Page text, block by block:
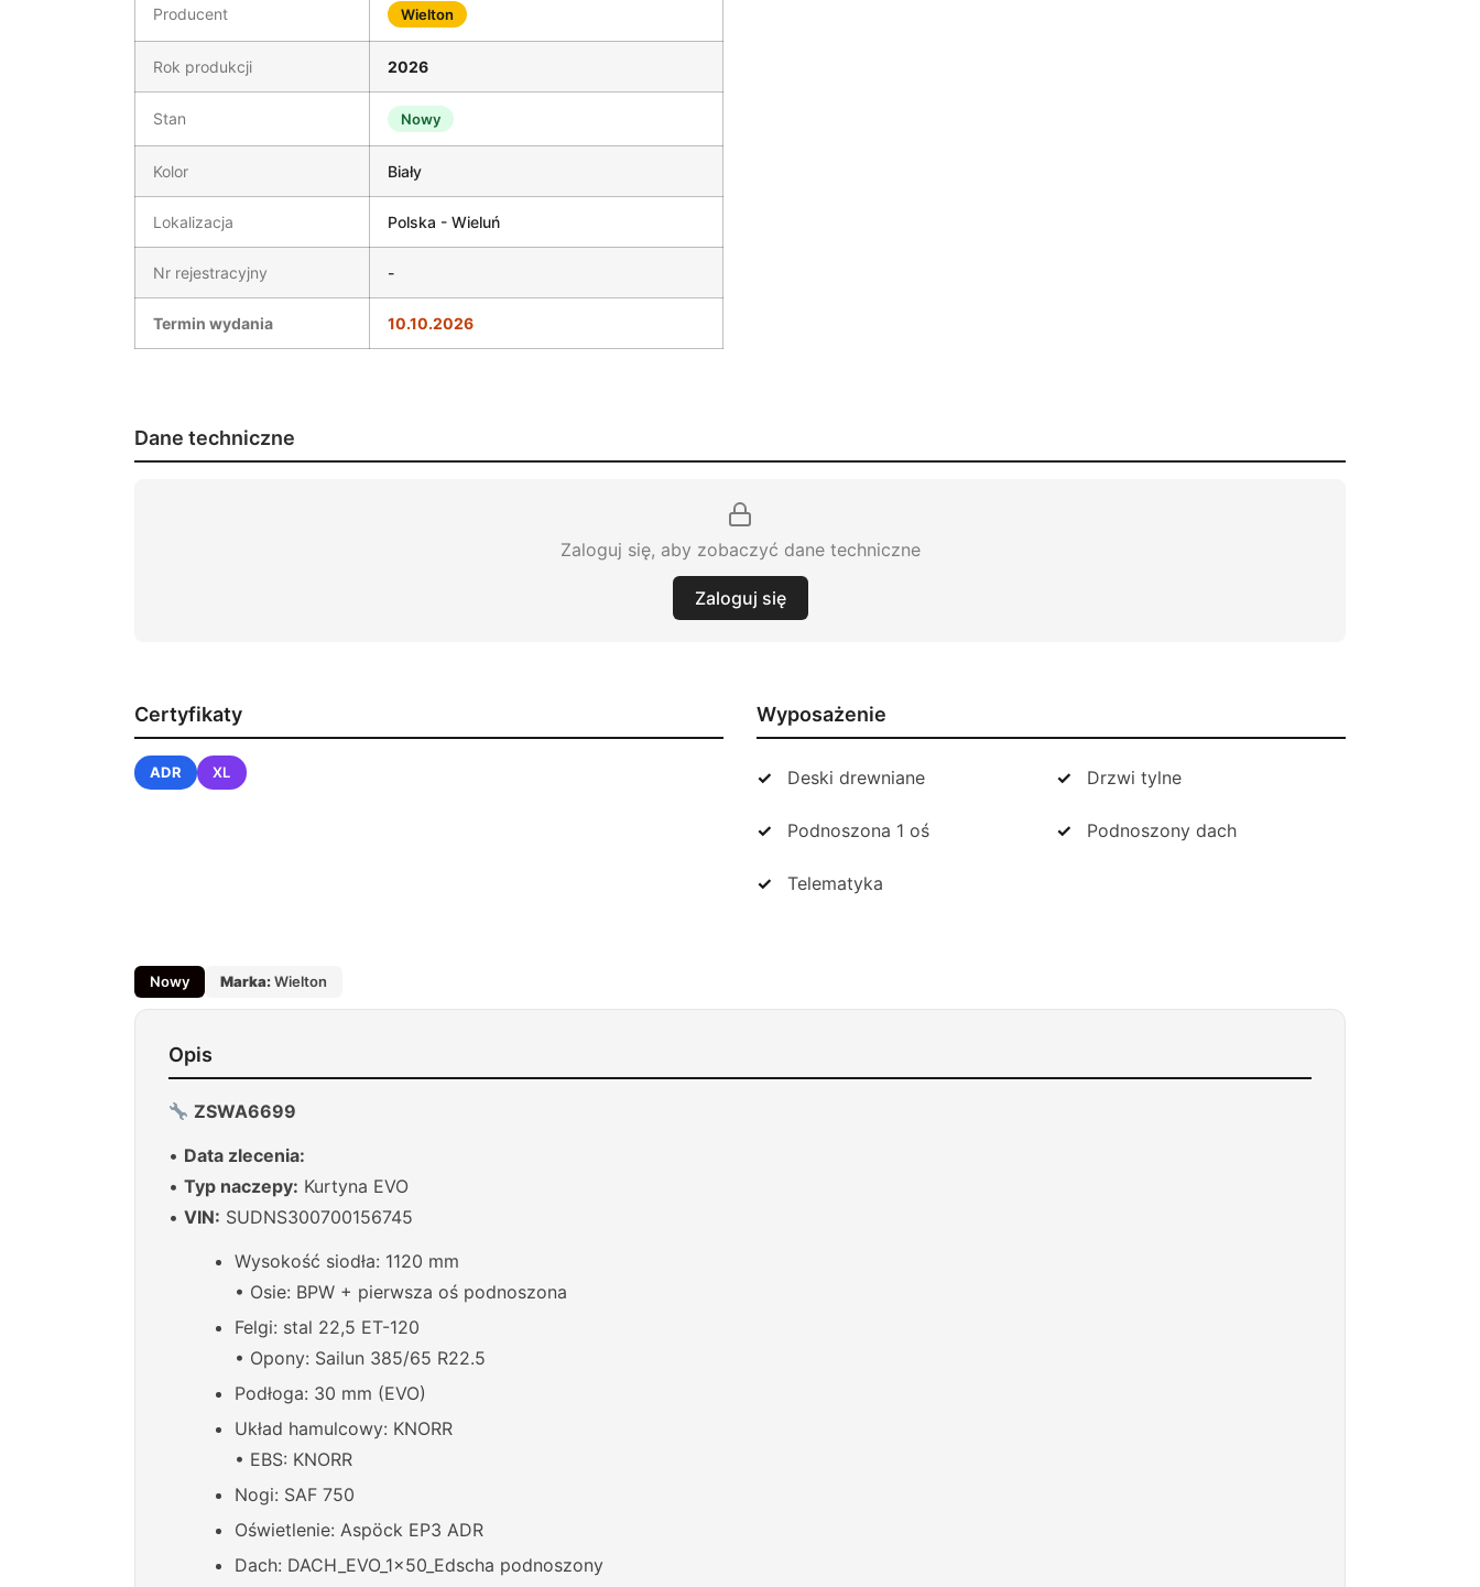
Producent Wielton
Rok produkcji 2026
Stan Nowy
Kolor Biały
Lokalizacja Polska - Wieluń
Nr rejestracyjny -
Termin wydania 10.10.2026
Dane techniczne
Zaloguj się, aby zobaczyć dane techniczne
Zaloguj się
Certyfikaty
ADR XL
Wyposażenie
Deski drewniane Drzwi tylne
Podnoszona 1 oś Podnoszony dach
Telematyka
Nowy Marka:Wielton
Opis
ZSWA6699
• Data zlecenia:
• Typ naczepy: Kurtyna EVO
• VIN: SUDNS300700156745
Wysokość siodła: 1120 mm
• Osie: BPW + pierwsza oś podnoszona
Felgi: stal 22,5 ET-120
• Opony: Sailun 385/65 R22.5
Podłoga: 30 mm (EVO)
Układ hamulcowy: KNORR
• EBS: KNORR
Nogi: SAF 750
Oświetlenie: Aspöck EP3 ADR
Dach: DACH_EVO_1x50_Edscha podnoszony